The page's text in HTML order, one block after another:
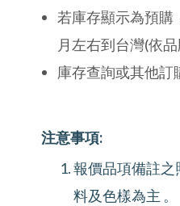
若庫存顯示為預購
月左右到台灣(依
庫存查詢或其他訂
注意事項:
報價品項備註
料及色樣為主 。